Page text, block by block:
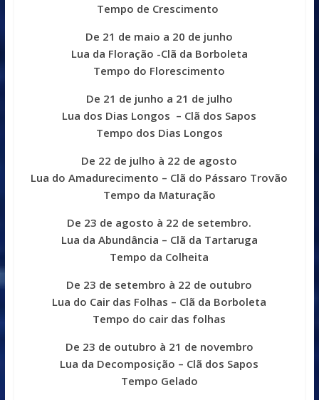
Tempo de Crescimento
De 21 de maio a 20 de junho
Lua da Floração -Clã da Borboleta
Tempo do Florescimento
De 21 de junho a 21 de julho
Lua dos Dias Longos – Clã dos Sapos
Tempo dos Dias Longos
De 22 de julho à 22 de agosto
Lua do Amadurecimento – Clã do Pássaro Trovão
Tempo da Maturação
De 23 de agosto à 22 de setembro.
Lua da Abundância – Clã da Tartaruga
Tempo da Colheita
De 23 de setembro à 22 de outubro
Lua do Cair das Folhas – Clã da Borboleta
Tempo do cair das folhas
De 23 de outubro à 21 de novembro
Lua da Decomposição – Clã dos Sapos
Tempo Gelado